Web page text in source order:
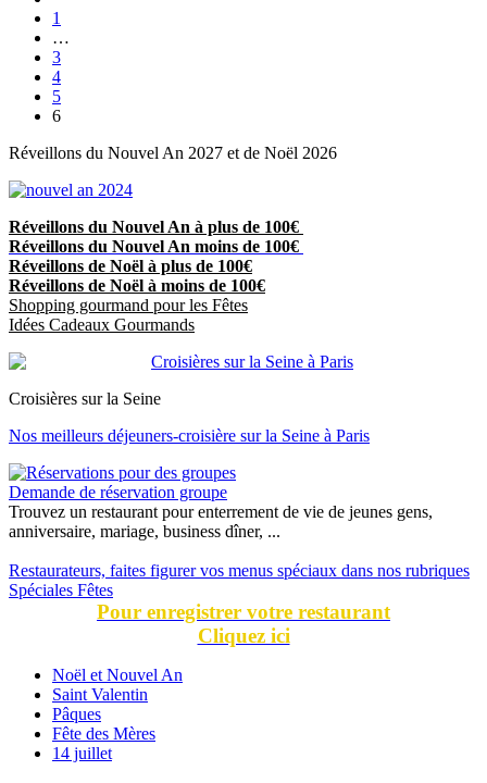
1
…
3
4
5
6
Réveillons du Nouvel An 2027 et de Noël 2026
Réveillons du Nouvel An à plus de 100€
Réveillons du Nouvel An moins de 100€
Réveillons de Noël à plus de 100€
Réveillons de Noël à moins de 100€
Shopping gourmand pour les Fêtes
Idées Cadeaux Gourmands
Croisières sur la Seine
Nos meilleurs déjeuners-croisière sur la Seine à Paris
Demande de réservation groupe
Trouvez un restaurant pour enterrement de vie de jeunes gens,
anniversaire, mariage, business dîner, ...
Restaurateurs, faites figurer vos menus spéciaux dans nos rubriques
Spéciales Fêtes
Pour enregistrer votre restaurant
Cliquez ici
Noël et Nouvel An
Saint Valentin
Pâques
Fête des Mères
14 juillet